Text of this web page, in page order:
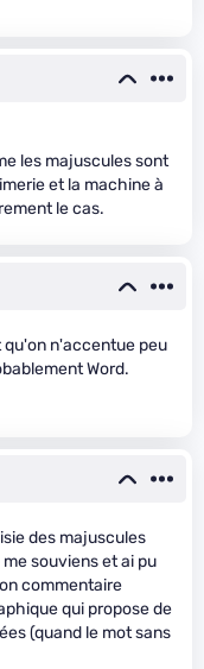
les majuscules sont
et la machine à
le cas.
n'accentue peu
Word.
des majuscules
souviens et ai pu
commentaire
qui propose de
(quand le mot sans